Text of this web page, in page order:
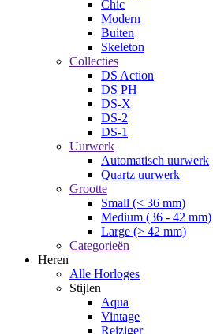
Chic
Modern
Buiten
Skeleton
Collecties
DS Action
DS PH
DS-X
DS-2
DS-1
Uurwerk
Automatisch uurwerk
Quartz uurwerk
Grootte
Small (< 36 mm)
Medium (36 - 42 mm)
Large (> 42 mm)
Categorieën
Heren
Alle Horloges
Stijlen
Aqua
Vintage
Reiziger